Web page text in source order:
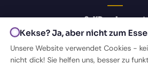
SelfDevelopment
Zur Inde 26
+49 178 450 99 95
Kekse? Ja, aber nicht zum
Unsere Website verwendet Cookies -
nicht dick! Sie helfen uns, besser zu